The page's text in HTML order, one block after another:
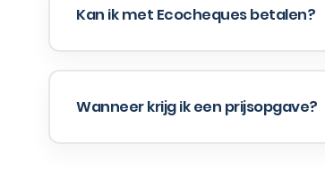
Kan ik met Ecocheques betalen?
Wanneer krijg ik een prijsopgave?